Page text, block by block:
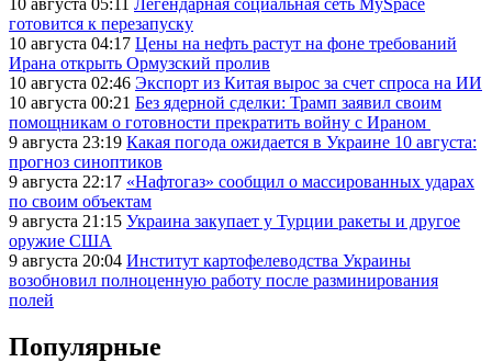
10 августа 05:11 Легендарная социальная сеть MySpace
готовится к перезапуску
10 августа 04:17 Цены на нефть растут на фоне требований
Ирана открыть Ормузский пролив
10 августа 02:46 Экспорт из Китая вырос за счет спроса на ИИ
10 августа 00:21 Без ядерной сделки: Трамп заявил своим
помощникам о готовности прекратить войну с Ираном
9 августа 23:19 Какая погода ожидается в Украине 10 августа:
прогноз синоптиков
9 августа 22:17 «Нафтогаз» сообщил о массированных ударах
по своим объектам
9 августа 21:15 Украина закупает у Турции ракеты и другое
оружие США
9 августа 20:04 Институт картофелеводства Украины
возобновил полноценную работу после разминирования
полей
Популярные